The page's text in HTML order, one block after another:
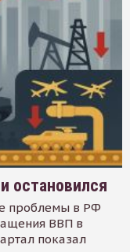
остановился
проблемы в РФ
ВВП в
показал